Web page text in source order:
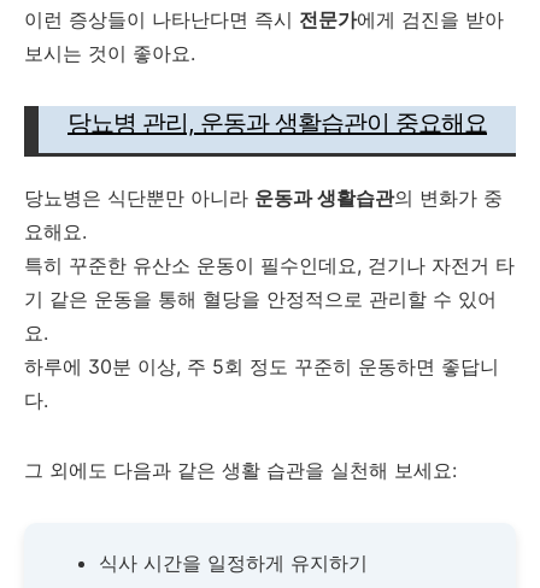
이런 증상들이 나타난다면 즉시 전문가에게 검진을 받아
보시는 것이 좋아요.
당뇨병 관리, 운동과 생활습관이 중요해요
당뇨병은 식단뿐만 아니라 운동과 생활습관의 변화가 중
요해요.
특히 꾸준한 유산소 운동이 필수인데요, 걷기나 자전거 타
기 같은 운동을 통해 혈당을 안정적으로 관리할 수 있어
요.
하루에 30분 이상, 주 5회 정도 꾸준히 운동하면 좋답니
다.
그 외에도 다음과 같은 생활 습관을 실천해 보세요:
식사 시간을 일정하게 유지하기